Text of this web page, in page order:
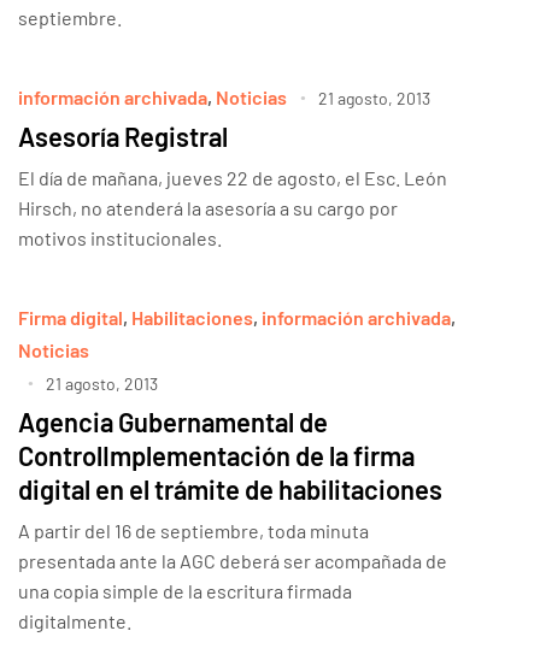
septiembre.
información archivada, Noticias 21 agosto, 2013
Asesoría Registral
El día de mañana, jueves 22 de agosto, el Esc. León
Hirsch, no atenderá la asesoría a su cargo por
motivos institucionales.
Firma digital, Habilitaciones, información archivada,
Noticias
21 agosto, 2013
Agencia Gubernamental de
ControlImplementación de la firma
digital en el trámite de habilitaciones
A partir del 16 de septiembre, toda minuta
presentada ante la AGC deberá ser acompañada de
una copia simple de la escritura firmada
digitalmente.